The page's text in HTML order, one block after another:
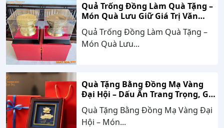
Quả Trống Đồng Làm Quà Tặng –
Món Quà Lưu Giữ Giá Trị Văn
Hóa, Gắn Kết Thành Công
Quả Trống Đồng Làm Quà Tặng –
Món Quà Lưu...
Quà Tặng Bằng Đồng Mạ Vàng
Đại Hội – Dấu Ấn Trang Trọng, Giá
Trị Bền Vững Theo Thời Gian
Quà Tặng Bằng Đồng Mạ Vàng Đại
Hội – Món...